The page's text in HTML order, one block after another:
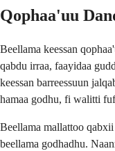
Qophaa'uu
Beellama keessan
qabdu irraa, faayidaa
keessan barreessuun
hamaa godhu, fi walitti
Beellama mallattoo
beellama godhadhu.